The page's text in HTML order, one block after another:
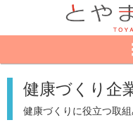
健康づくり企
健康づくりに役立つ取